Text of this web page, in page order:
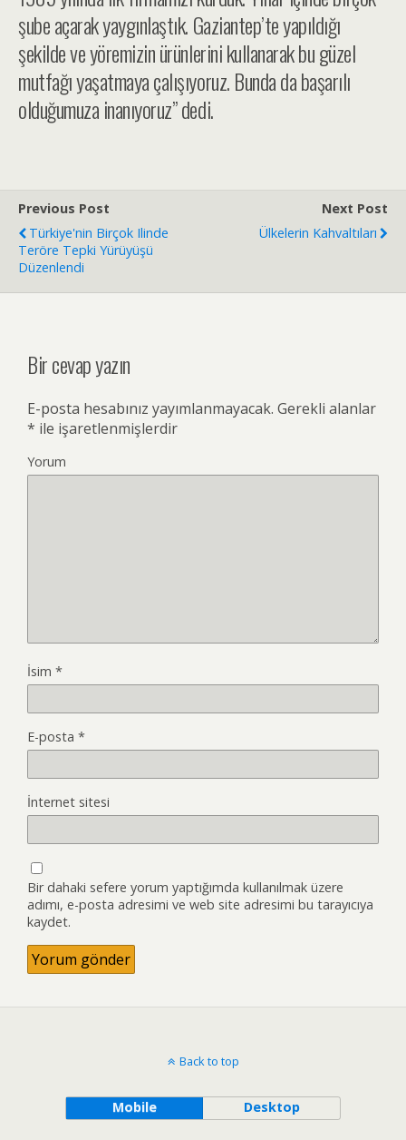
şube açarak yaygınlaştık. Gaziantep’te yapıldığı
şekilde ve yöremizin ürünlerini kullanarak bu güzel
mutfağı yaşatmaya çalışıyoruz. Bunda da başarılı
olduğumuza inanıyoruz” dedi.
Previous Post
Türkiye'nin Birçok Ilinde
Teröre Tepki Yürüyüşü
Düzenlendi
Next Post
Ülkelerin Kahvaltıları
Bir cevap yazın
E-posta hesabınız yayımlanmayacak. Gerekli alanlar
* ile işaretlenmişlerdir
Yorum
İsim *
E-posta *
İnternet sitesi
Bir dahaki sefere yorum yaptığımda kullanılmak üzere
adımı, e-posta adresimi ve web site adresimi bu tarayıcıya
kaydet.
Back to top
Mobile Desktop